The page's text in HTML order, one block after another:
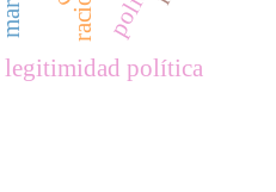
legitimidad política